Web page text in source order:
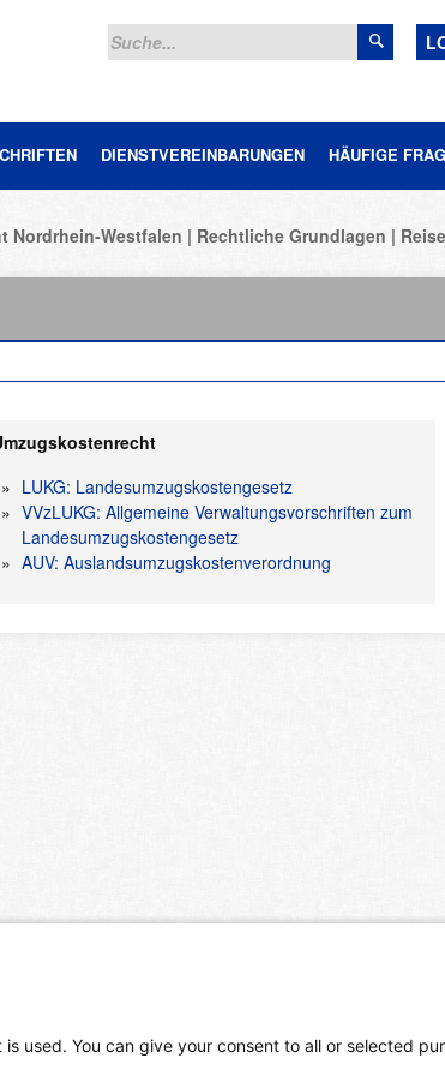
DIENSTVEREINBARUNGEN HÄUFIGE
Nordrhein-Westfalen Rechtliche Grundlagen
LUKG: Landesumzugskostengesetz
VVzLUKG: Allgemeine Verwaltungsvorschriften zum
Landesumzugskostengesetz
AUV: Auslandsumzugskostenverordnung
used. You can give your consent to all or selected